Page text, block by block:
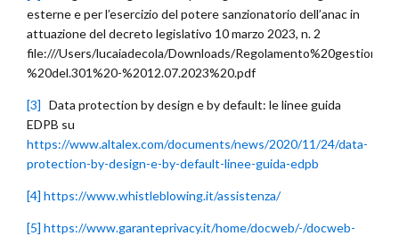
esterne e per l’esercizio del potere sanzionatorio dell’anac in
attuazione del decreto legislativo 10 marzo 2023, n. 2
file:///Users/lucaiadecola/Downloads/
%20del.301%20-%2012.07.2023%20.pdf
[3] Data protection by design e by default: le linee guida
EDPB su
https://www.altalex.com/documents/news/2020/11/24/data-
protection-by-design-e-by-default-linee-guida-edpb
[4] https://www.whistleblowing.it/assistenza/
[5] https://www.garanteprivacy.it/home/docweb/-/docweb-